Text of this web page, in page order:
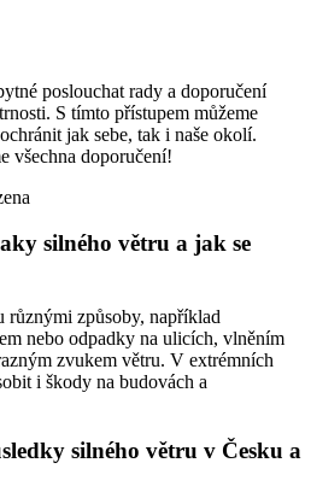
poslouchat rady a doporučení
S tímto přístupem můžeme
jak sebe, tak i naše okolí.
všechna doporučení!
silného větru a jak se
různými způsoby, například
nebo odpadky na ulicích, vlněním
zvukem větru. V extrémních
i škody na budovách a
silného větru v Česku a